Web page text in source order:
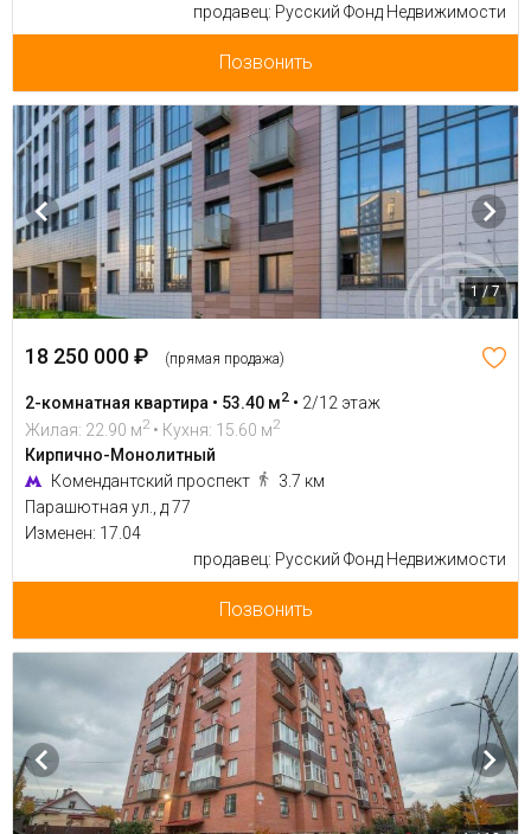
продавец: Русский Фонд Недвижимости
Позвонить
1 / 7
18 250 000 ₽ (прямая продажа)
2-комнатная квартира • 53.40 м2 • 2/12 этаж
Жилая: 22.90 м2 • Кухня: 15.60 м2
Кирпично-Монолитный
Комендантский проспект
3.7 км
Парашютная ул., д 77
Изменен: 17.04
продавец: Русский Фонд Недвижимости
Позвонить